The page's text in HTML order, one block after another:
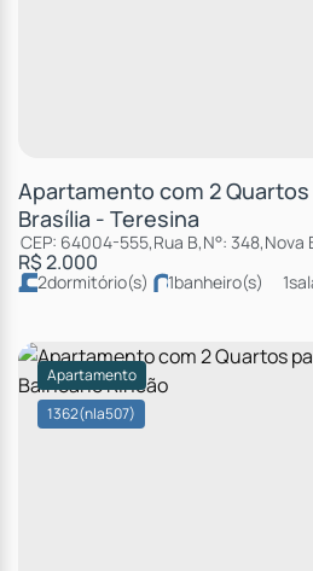
Apartamento com 2 Quartos
Brasília - Teresina
R$2.000
CEP: 64004-555,Rua B,N°: 348,Nova
2dormitório(s) 1banheiro(s) 1
1362(nla507)
Apartamento